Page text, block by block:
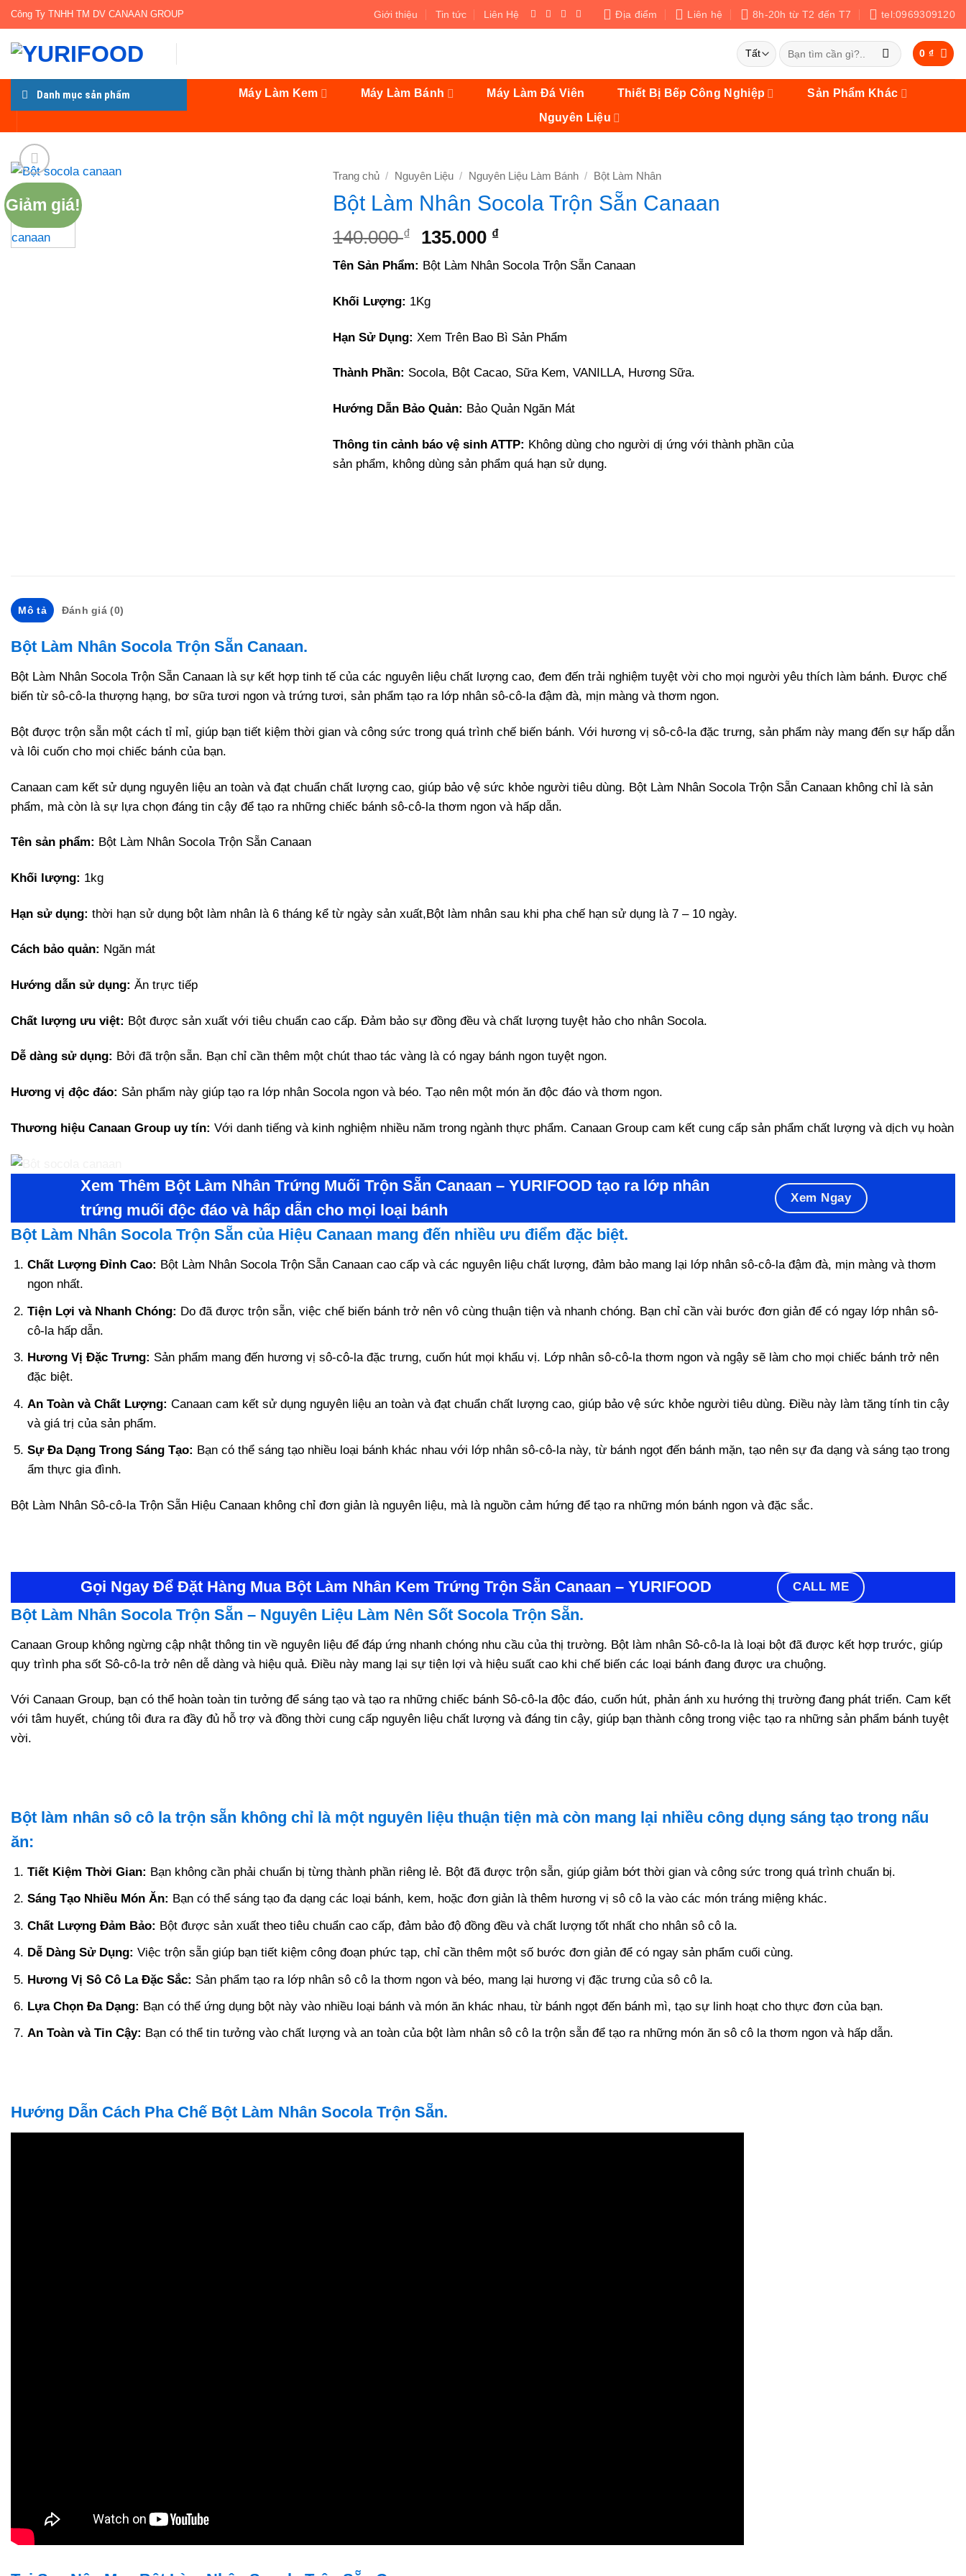
Bỏ
qua
nội
Công Ty TNHH TM DV CANAAN GROUP Giới thiệu Tin tức Liên Hệ Địa điểm Liên hệ 8h-20h từ T2 đến T7 tel:0969309120
Tìm
kiếm:
0₫
Danh mục sản phẩm Máy Làm Kem Máy Làm Bánh Máy Làm Đá Viên Thiết Bị Bếp Công Nghiệp
Sản Phẩm Khác
Nguyên Liệu
Giảm giá!
Trang chủ / Nguyên Liệu / Nguyên Liệu Làm Bánh / Bột Làm Nhân
Bột Làm Nhân Socola Trộn Sẵn Canaan
140.000₫
Giá
gốc
là:
140.000 ₫.
135.000 ₫Giá
hiện
tại
Tên Sản Phẩm: Bột Làm Nhân Socola Trộn Sẵn Canaan
Khối Lượng: 1Kg
Hạn Sử Dụng: Xem Trên Bao Bì Sản Phẩm
Thành Phần: Socola, Bột Cacao, Sữa Kem, VANILLA, Hương Sữa.
Hướng Dẫn Bảo Quản: Bảo Quản Ngăn Mát
Thông tin cảnh báo vệ sinh ATTP: Không dùng cho người dị ứng với thành phần của
sản phẩm, không dùng sản phẩm quá hạn sử dụng.
Mô tả Đánh giá (0)
Bột Làm Nhân Socola Trộn Sẵn Canaan.
Bột Làm Nhân Socola Trộn Sẵn Canaan là sự kết hợp tinh tế của các nguyên liệu chất lượng cao, đem đến trải nghiệm tuyệt vời cho mọi người yêu thích làm bánh. Được chế
biến từ sô-cô-la thượng hạng, bơ sữa tươi ngon và trứng tươi, sản phẩm tạo ra lớp nhân sô-cô-la đậm đà, mịn màng và thơm ngon.
Bột được trộn sẵn một cách tỉ mỉ, giúp bạn tiết kiệm thời gian và công sức trong quá trình chế biến bánh. Với hương vị sô-cô-la đặc trưng, sản phẩm này mang đến sự hấp dẫn
và lôi cuốn cho mọi chiếc bánh của bạn.
Canaan cam kết sử dụng nguyên liệu an toàn và đạt chuẩn chất lượng cao, giúp bảo vệ sức khỏe người tiêu dùng. Bột Làm Nhân Socola Trộn Sẵn Canaan không chỉ là sản
phẩm, mà còn là sự lựa chọn đáng tin cậy để tạo ra những chiếc bánh sô-cô-la thơm ngon và hấp dẫn.
Tên sản phẩm: Bột Làm Nhân Socola Trộn Sẵn Canaan
Khối lượng: 1kg
Hạn sử dụng: thời hạn sử dụng bột làm nhân là 6 tháng kể từ ngày sản xuất,Bột làm nhân sau khi pha chế hạn sử dụng là 7 – 10 ngày.
Cách bảo quản: Ngăn mát
Hướng dẫn sử dụng: Ăn trực tiếp
Chất lượng ưu việt: Bột được sản xuất với tiêu chuẩn cao cấp. Đảm bảo sự đồng đều và chất lượng tuyệt hảo cho nhân Socola.
Dễ dàng sử dụng: Bởi đã trộn sẵn. Bạn chỉ cần thêm một chút thao tác vàng là có ngay bánh ngon tuyệt ngon.
Hương vị độc đáo: Sản phẩm này giúp tạo ra lớp nhân Socola ngon và béo. Tạo nên một món ăn độc đáo và thơm ngon.
Thương hiệu Canaan Group uy tín: Với danh tiếng và kinh nghiệm nhiều năm trong ngành thực phẩm. Canaan Group cam kết cung cấp sản phẩm chất lượng và dịch vụ hoàn
Xem Thêm Bột Làm Nhân Trứng Muối Trộn Sẵn Canaan – YURIFOOD tạo ra lớp nhân
trứng muối độc đáo và hấp dẫn cho mọi loại bánh
Xem Ngay
Bột Làm Nhân Socola Trộn Sẵn của Hiệu Canaan mang đến nhiều ưu điểm đặc biệt.
Chất Lượng Đỉnh Cao: Bột Làm Nhân Socola Trộn Sẵn Canaan cao cấp và các nguyên liệu chất lượng, đảm bảo mang lại lớp nhân sô-cô-la đậm đà, mịn màng và thơm
ngon nhất.
Tiện Lợi và Nhanh Chóng: Do đã được trộn sẵn, việc chế biến bánh trở nên vô cùng thuận tiện và nhanh chóng. Bạn chỉ cần vài bước đơn giản để có ngay lớp nhân sô-
cô-la hấp dẫn.
Hương Vị Đặc Trưng: Sản phẩm mang đến hương vị sô-cô-la đặc trưng, cuốn hút mọi khẩu vị. Lớp nhân sô-cô-la thơm ngon và ngậy sẽ làm cho mọi chiếc bánh trở nên
đặc biệt.
An Toàn và Chất Lượng: Canaan cam kết sử dụng nguyên liệu an toàn và đạt chuẩn chất lượng cao, giúp bảo vệ sức khỏe người tiêu dùng. Điều này làm tăng tính tin cậy
và giá trị của sản phẩm.
Sự Đa Dạng Trong Sáng Tạo: Bạn có thể sáng tạo nhiều loại bánh khác nhau với lớp nhân sô-cô-la này, từ bánh ngọt đến bánh mặn, tạo nên sự đa dạng và sáng tạo trong
ẩm thực gia đình.
Bột Làm Nhân Sô-cô-la Trộn Sẵn Hiệu Canaan không chỉ đơn giản là nguyên liệu, mà là nguồn cảm hứng để tạo ra những món bánh ngon và đặc sắc.
Gọi Ngay Để Đặt Hàng Mua Bột Làm Nhân Kem Trứng Trộn Sẵn Canaan – YURIFOOD CALL ME
Bột Làm Nhân Socola Trộn Sẵn – Nguyên Liệu Làm Nên Sốt Socola Trộn Sẵn.
Canaan Group không ngừng cập nhật thông tin về nguyên liệu để đáp ứng nhanh chóng nhu cầu của thị trường. Bột làm nhân Sô-cô-la là loại bột đã được kết hợp trước, giúp
quy trình pha sốt Sô-cô-la trở nên dễ dàng và hiệu quả. Điều này mang lại sự tiện lợi và hiệu suất cao khi chế biến các loại bánh đang được ưa chuộng.
Với Canaan Group, bạn có thể hoàn toàn tin tưởng để sáng tạo và tạo ra những chiếc bánh Sô-cô-la độc đáo, cuốn hút, phản ánh xu hướng thị trường đang phát triển. Cam kết
với tâm huyết, chúng tôi đưa ra đầy đủ hỗ trợ và đồng thời cung cấp nguyên liệu chất lượng và đáng tin cậy, giúp bạn thành công trong việc tạo ra những sản phẩm bánh tuyệt
vời.
Bột làm nhân sô cô la trộn sẵn không chỉ là một nguyên liệu thuận tiện mà còn mang lại nhiều công dụng sáng tạo trong nấu
ăn:
Tiết Kiệm Thời Gian: Bạn không cần phải chuẩn bị từng thành phần riêng lẻ. Bột đã được trộn sẵn, giúp giảm bớt thời gian và công sức trong quá trình chuẩn bị.
Sáng Tạo Nhiều Món Ăn: Bạn có thể sáng tạo đa dạng các loại bánh, kem, hoặc đơn giản là thêm hương vị sô cô la vào các món tráng miệng khác.
Chất Lượng Đảm Bảo: Bột được sản xuất theo tiêu chuẩn cao cấp, đảm bảo độ đồng đều và chất lượng tốt nhất cho nhân sô cô la.
Dễ Dàng Sử Dụng: Việc trộn sẵn giúp bạn tiết kiệm công đoạn phức tạp, chỉ cần thêm một số bước đơn giản để có ngay sản phẩm cuối cùng.
Hương Vị Sô Cô La Đặc Sắc: Sản phẩm tạo ra lớp nhân sô cô la thơm ngon và béo, mang lại hương vị đặc trưng của sô cô la.
Lựa Chọn Đa Dạng: Bạn có thể ứng dụng bột này vào nhiều loại bánh và món ăn khác nhau, từ bánh ngọt đến bánh mì, tạo sự linh hoạt cho thực đơn của bạn.
An Toàn và Tin Cậy: Bạn có thể tin tưởng vào chất lượng và an toàn của bột làm nhân sô cô la trộn sẵn để tạo ra những món ăn sô cô la thơm ngon và hấp dẫn.
Hướng Dẫn Cách Pha Chế Bột Làm Nhân Socola Trộn Sẵn.